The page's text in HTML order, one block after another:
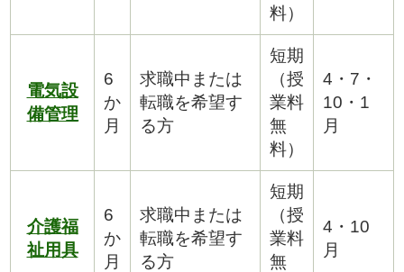
料）
電気設
備管理
6
か
月
求職中または
転職を希望す
る方
短期
（授
業料
無
料）
4・7・
10・1
月
介護福
祉用具
6
か
月
求職中または
転職を希望す
る方
短期
（授
業料
無
4・10
月